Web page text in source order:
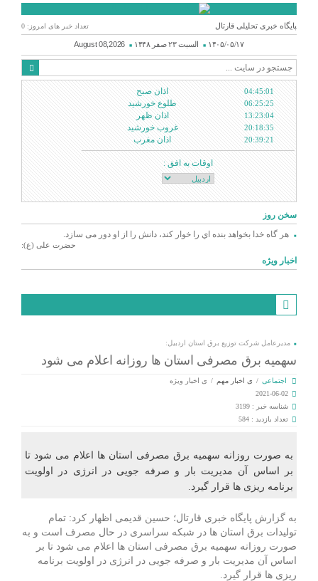
پایگاه خبری تحلیلی قارتال تعداد خبر های امروز: 0
۱۴۰۵/۰۵/۱۷ السبت ۲۳ صفر ۱۴۴۸ August 08,2026
04:45:01 اذان صبح
06:25:25 طلوع خورشید
13:23:04 اذان ظهر
20:18:35 غروب خورشید
20:39:21 اذان مغرب
اوقات به افق :
سخن روز
هر گاه خدا بخواهد بنده اي را خوار كند، دانش را از او دور می سازد.
حضرت علی (ع):
اخبار ویژه
مدیرعامل شرکت توزیع برق استان اردبیل:
سهمیه برق مصرفی استان‌ ها روزانه اعلام می‌ شود
اجتماعی / ی اخبار مهم / ی اخبار ویژه
2021-06-02
شناسه خبر : 3199
تعداد بازدید : 584
به صورت روزانه سهمیه برق مصرفی استان‌ ها اعلام می‌ شود تا
بر اساس آن مدیریت بار و صرفه‌ جویی در انرژی در اولویت
برنامه‌ ریزی‌ ها قرار گیرد.
به گزارش پایگاه خبری قارتال؛ حسین قدیمی اظهار کرد: تمام
تولیدات برق استان‌ ها در شبکه سراسری در حال مصرف است و به
صورت روزانه سهمیه برق مصرفی استان‌ ها اعلام می‌ شود تا بر
اساس آن مدیریت بار و صرفه‌ جویی در انرژی در اولویت برنامه‌
ریزی‌ ها قرار گیرد.